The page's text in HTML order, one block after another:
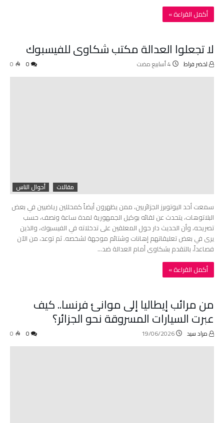
‫أكمل القراءة »‬
لا تجعلوا العدالة مكتب شكاوى للفيسبوك
لخضر فراط 0
مقالات أحوال الناس
سمعت أحد اليوتوبرز الجزائريين، ممن يظهرون أيضاً كمحللين رياضيين في بعض
البلاتوهات، يتحدث عن لقائه بوكيل الجمهورية لمدة ساعة ونصف، حسب
تصريحه، وأن الحديث دار حول المعلقين على تدخلاته في الفيسبوك، والذين
يرى في بعض تعليقاتهم إهانات وشتائم موجهة لشخصه. ثم توعد، من الآن
فصاعداً، بالتقدم بشكاوى أمام العدالة ضد…
‫أكمل القراءة »‬
من مرائب إيطاليا إلى موانئ فرنسا.. كيف
عبرت السيارات المسروقة نحو الجزائر؟
مراد سيد 19/06/2026
0